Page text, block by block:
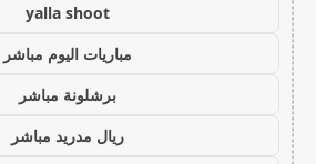
yalla shoot
مباريات اليوم مباشر
برشلونة مباشر
ريال مدريد مباشر